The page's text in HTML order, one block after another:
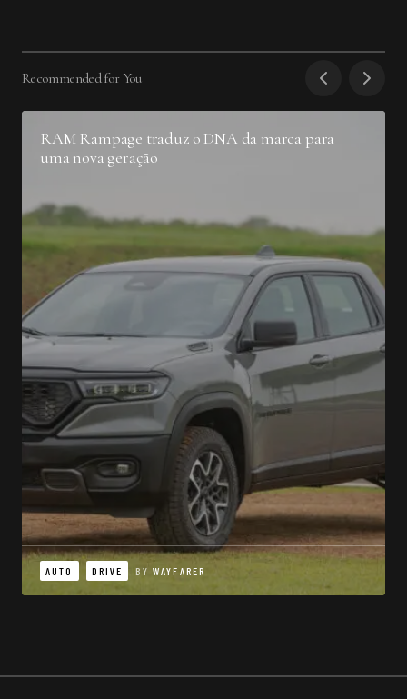
Recommended for You
RAM Rampage traduz o DNA da marca para
uma nova geração
AUTO DRIVE BY WAYFARER